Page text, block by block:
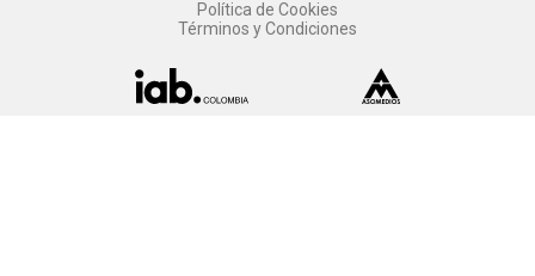
Política de Cookies
Términos y Condiciones